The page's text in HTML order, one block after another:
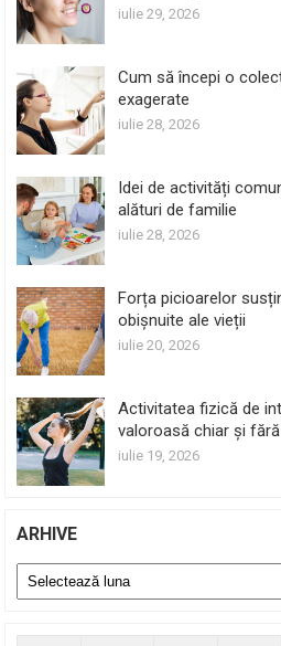
iulie 29, 2026
Cum să începi o
exagerate
iulie 28, 2026
Idei de activități
alături de familie
iulie 28, 2026
Forța picioarelor
obișnuite ale vieții
iulie 20, 2026
Activitatea fizică de
valoroasă chiar și
iulie 19, 2026
ARHIVE
Arhive